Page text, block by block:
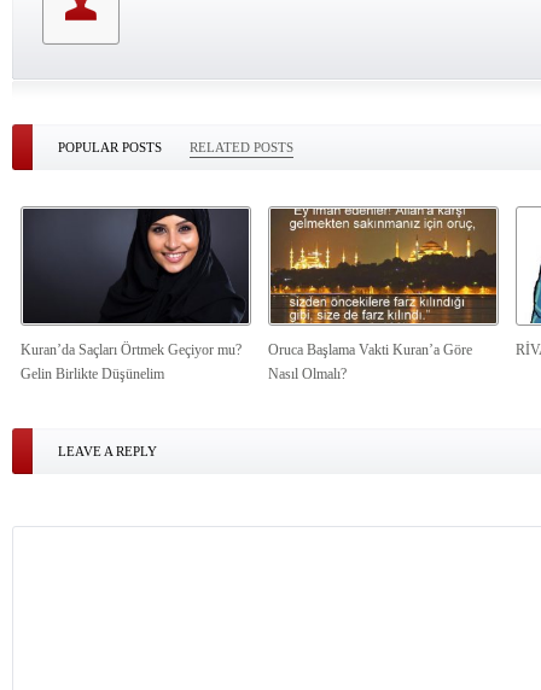
POPULAR POSTS RELATED POSTS
Kuran’da Saçları Örtmek Geçiyor mu?
Gelin Birlikte Düşünelim
Oruca Başlama Vakti Kuran’a Göre
Nasıl Olmalı?
LEAVE A REPLY